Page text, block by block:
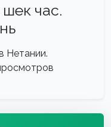
час.
Нетании.